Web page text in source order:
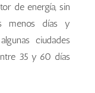
de energía, sin
menos días y
ciudades
35 y 60 días